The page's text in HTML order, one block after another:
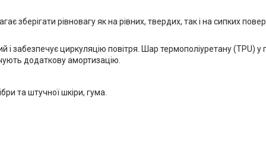
зберігати рівновагу як на рівних, твердих, так і на сипких
забезпечує циркуляцію повітря. Шар термополіуретану (TPU) у
додаткову амортизацію.
та штучної шкіри, гума.